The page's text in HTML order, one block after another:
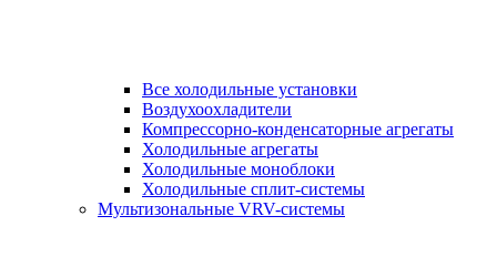
Все холодильные установки
Воздухоохладители
Компрессорно-конденсаторные агрегаты
Холодильные агрегаты
Холодильные моноблоки
Холодильные сплит-системы
Мультизональные VRV-системы